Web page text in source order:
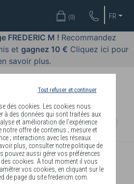
Tout refuser et continuer
des cookies. Les cookies nous
à des données qui sont traitées aux
et amélioration de l’expérience
notre offre de contenus ; mesure et
; interactions avec les réseaux
plus, consulter notre politique de
pouvez aussi gérer vos préférences
des cookies. A tout moment il vous
vos cookies, en cliquant sur le
de page du site fredericm.com.
FR
(0)
FREDERIC M ! Recommandez
et gagnez 10 € Cliquez ici pour
savoir plus.